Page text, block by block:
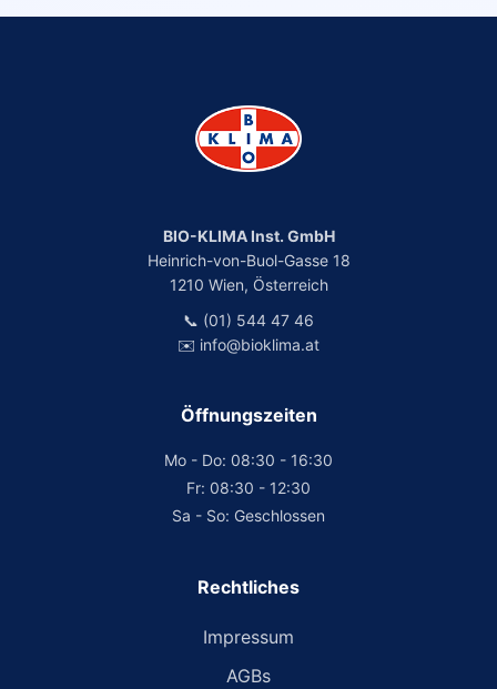
BIO-KLIMA Inst. GmbH
Heinrich-von-Buol-Gasse 18
1210 Wien, Österreich
📞 (01) 544 47 46
✉️ info@bioklima.at
Öffnungszeiten
Mo - Do: 08:30 - 16:30
Fr: 08:30 - 12:30
Sa - So: Geschlossen
Rechtliches
Impressum
AGBs